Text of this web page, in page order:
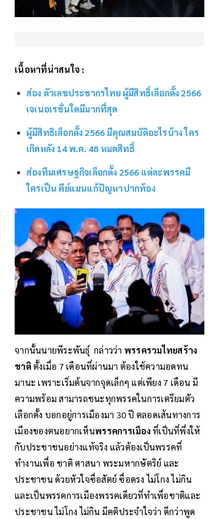
เนื้อหาที่น่าสนใจ :
ส่อง ตัวเลขประชากรไทย ผู้มีสิทธิ์เลือกตั้ง 2566
เจเนอเรชั่นใดมีมากที่สุด
ผู้มีสิทธิเลือกตั้ง 2566 มีคุณสมบัติอะไรบ้าง ใคร
เกิดหลัง 14 พ.ค. 48 หมดสิทธิ์
ส่องทีมเศรษฐกิจเลือกตั้ง 2566 แต่ละพรรคมี
ใครเป็น คีย์แมนแก้ปัญหาปากท้อง
จากนั้นนายพีระพันธุ์​ กล่าวว่า พรรครวมไทยสร้าง
ชาติ​ ตั้งเมื่อ 7 เดือนที่ผ่านมา ต้องใช้ความอดทน
มานะ เพราะเริ่มต้นจากจุดเล็กๆ แต่เพียง 7 เดือน มี
ความพร้อม สามารถชนะทุกพรรคในการเตรียมตัว
เลือกตั้ง บอกอยู่การเมืองมา ​30 ปี ตลอดเส้นทางการ
เมืองของตนอยากเห็นพรรคการเมืองที่เป็นที่พึ่งให้
กับประชาชนอย่างแท้จริง แล้วต้องเป็นพรรคที่
ทำงานเพื่อ ชาติ ศาสนา พระมหากษัตริย์ และ
ประชาชน ด้วยหัวใจซื่อสัตย์ ซื่อตรง ไม่โกง ไม่กิน
และเป็นพรรคการเมืองพรรคเดียวที่ทำเพื่อชาติและ
ประชาชน​ ไม่โกง​ ไม่กิน​ มีคติประจำใจว่า​ ดีกว่าพูด